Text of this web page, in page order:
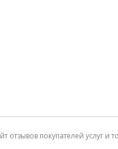
отзывов покупателей услуг и